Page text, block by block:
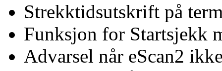
Strekktidsutskrift på
Funksjon for Startsjekk
Advarsel når eScan2